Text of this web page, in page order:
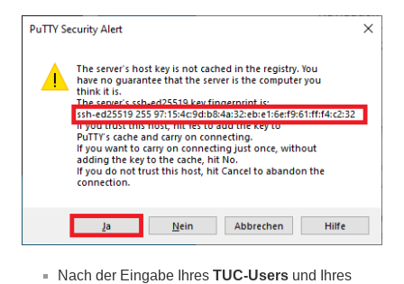
Nach der Eingabe Ihres TUC-Users und Ihres